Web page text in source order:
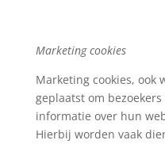
Marketing cookies
Marketing cookies, ook
geplaatst om
informatie over hun
Hierbij worden vaak